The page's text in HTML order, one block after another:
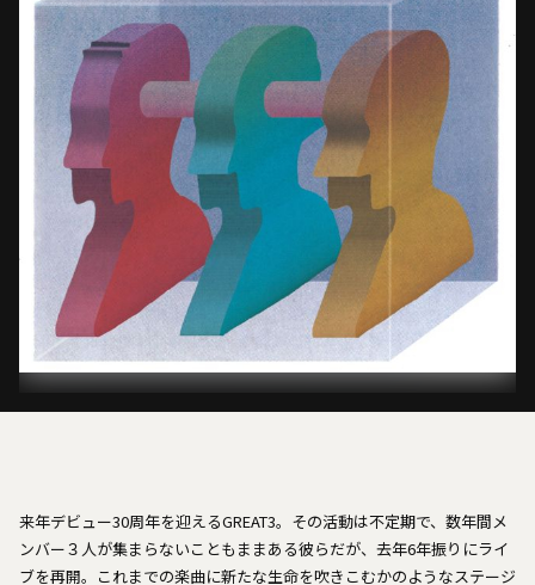
来年デビュー30周年を迎えるGREAT3。その活動は不定期で、数年間メ
ンバー３人が集まらないこともままある彼らだが、去年6年振りにライ
ブを再開。これまでの楽曲に新たな生命を吹きこむかのようなステージ